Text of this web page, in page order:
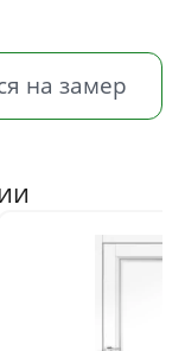
на замер